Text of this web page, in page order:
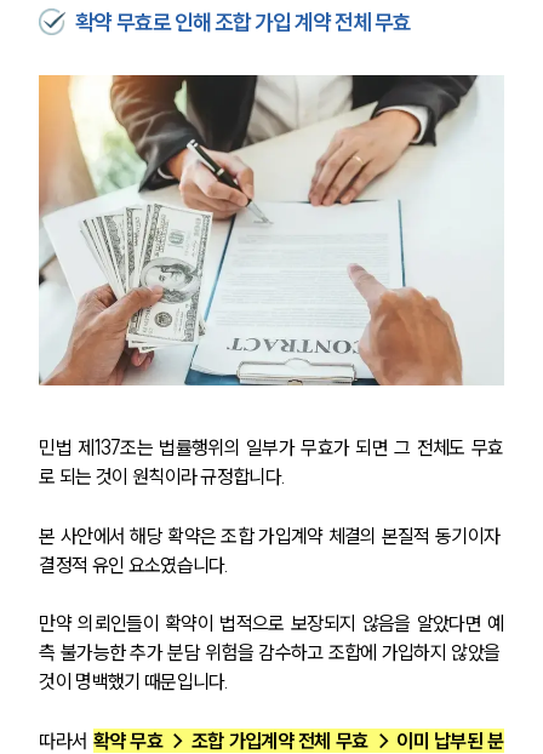
확약 무효로 인해 조합 가입 계약 전체 무효
민법 제137조는 법률행위의 일부가 무효가 되면 그 전체도 무효
로 되는 것이 원칙이라 규정합니다.
본 사안에서 해당 확약은 조합 가입계약 체결의 본질적 동기이자
결정적 유인 요소였습니다.
만약 의뢰인들이 확약이 법적으로 보장되지 않음을 알았다면 예
측 불가능한 추가 분담 위험을 감수하고 조합에 가입하지 않았을
것이 명백했기 때문입니다.
따라서 확약 무효 → 조합 가입계약 전체 무효 → 이미 납부된 분